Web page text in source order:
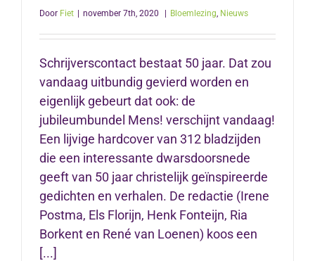
Door Fiet | november 7th, 2020 | Bloemlezing Nieuws
Schrijverscontact bestaat 50 jaar. Dat zou
vandaag uitbundig gevierd worden en
eigenlijk gebeurt dat ook: de
jubileumbundel Mens! verschijnt vandaag!
Een lijvige hardcover van 312 bladzijden
die een interessante dwarsdoorsnede
geeft van 50 jaar christelijk geïnspireerde
gedichten en verhalen. De redactie (Irene
Postma, Els Florijn, Henk Fonteijn, Ria
Borkent en René van Loenen) koos een
[...]